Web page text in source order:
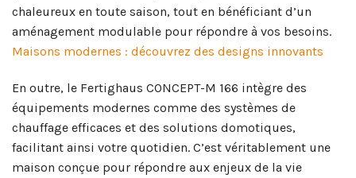
chaleureux en toute saison, tout en bénéficiant d’un
aménagement modulable pour répondre à vos besoins.
Maisons modernes : découvrez des designs innovants
En outre, le Fertighaus CONCEPT-M 166 intègre des
équipements modernes comme des systèmes de
chauffage efficaces et des solutions domotiques,
facilitant ainsi votre quotidien. C’est véritablement une
maison conçue pour répondre aux enjeux de la vie